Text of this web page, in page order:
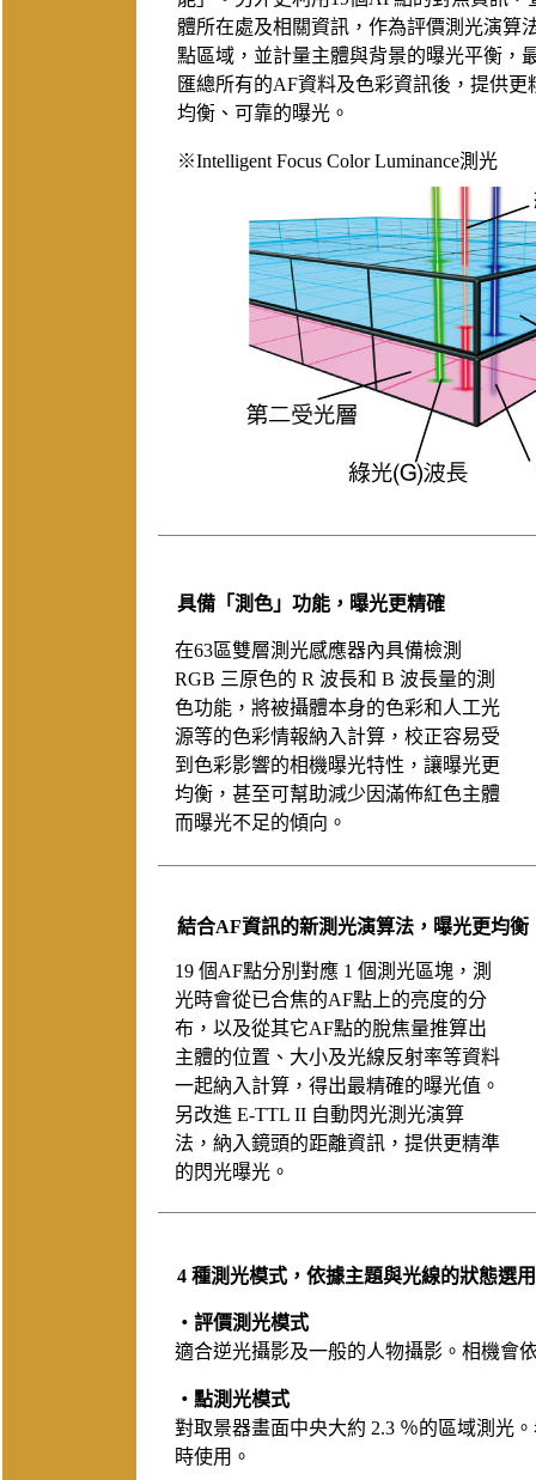
體所在處及相關資訊，作為評價測光演算
點區域，並計量主體與背景的曝光平衡，
匯總所有的AF資料及色彩資訊後，提供更
均衡、可靠的曝光。
※Intelligent Focus Color Luminance測光
具備「測色」功能，曝光更精確
在63區雙層測光感應器內具備檢測
RGB 三原色的 R 波長和 B 波長量的測
色功能，將被攝體本身的色彩和人工光
源等的色彩情報納入計算，校正容易受
到色彩影響的相機曝光特性，讓曝光更
均衡，甚至可幫助減少因滿佈紅色主體
而曝光不足的傾向。
結合AF資訊的新測光演算法，曝光更均衡
19 個AF點分別對應 1 個測光區塊，測
光時會從已合焦的AF點上的亮度的分
布，以及從其它AF點的脫焦量推算出
主體的位置、大小及光線反射率等資料
一起納入計算，得出最精確的曝光值。
另改進 E-TTL II 自動閃光測光演算
法，納入鏡頭的距離資訊，提供更精準
的閃光曝光。
4 種測光模式，依據主題與光線的狀態
‧評價測光模式
適合逆光攝影及一般的人物攝影。相機會
‧點測光模式
對取景器畫面中央大約 2.3 ％的區域測光
時使用。